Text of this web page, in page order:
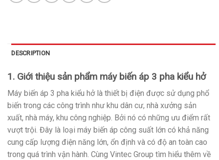
DESCRIPTION
1. Giới thiệu sản phẩm máy biến áp 3 pha kiểu hở
Máy biến áp 3 pha kiểu hở là thiết bị điện được sử dụng phổ
biến trong các công trình như khu dân cư, nhà xưởng sản
xuất, nhà máy, khu công nghiệp. Bởi nó có những ưu điểm rất
vượt trội. Đây là loại máy biến áp công suất lớn có khả năng
cung cấp lượng điện năng lớn, ổn định và có độ an toàn cao
trong quá trình vận hành. Cùng Vintec Group tìm hiểu thêm về